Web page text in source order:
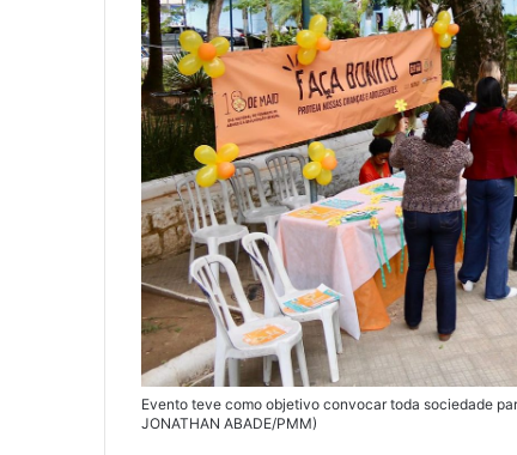
Evento teve como objetivo convocar toda sociedade
JONATHAN ABADE/PMM)